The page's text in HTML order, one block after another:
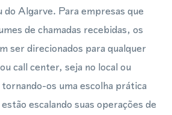
Algarve. Para empresas que
de chamadas recebidas, os
ser direcionados para qualquer
call center, seja no local ou
os uma escolha prática
escalando suas operações de